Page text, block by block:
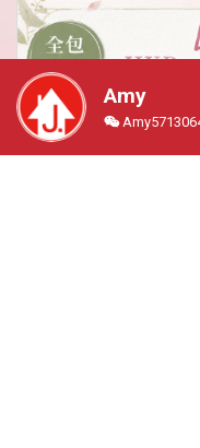
【梅田超值荀盤】【
梅田,位置極好,扇町公
商圈,行5分到地鐵 【
Amy